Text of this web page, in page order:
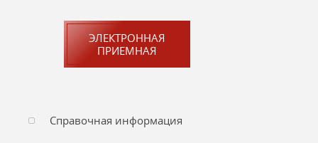
ЭЛЕКТРОННАЯ
ПРИЕМНАЯ
Справочная информация